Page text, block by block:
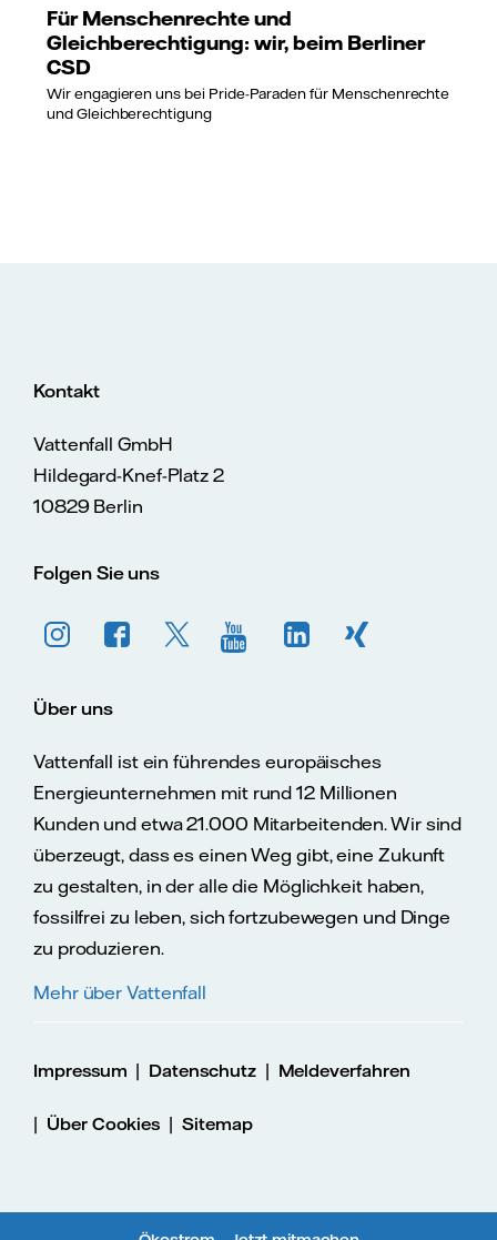
Für Menschenrechte und
Gleichberechtigung: wir, beim Berliner
CSD
Wir engagieren uns bei Pride-Paraden für Menschenrechte
und Gleichberechtigung
Kontakt
Vattenfall GmbH
Hildegard-Knef-Platz 2
10829 Berlin
Folgen Sie uns
Über uns
Vattenfall ist ein führendes europäisches
Energieunternehmen mit rund 12 Millionen
Kunden und etwa 21.000 Mitarbeitenden. Wir sind
überzeugt, dass es einen Weg gibt, eine Zukunft
zu gestalten, in der alle die Möglichkeit haben,
fossilfrei zu leben, sich fortzubewegen und Dinge
zu produzieren.
Mehr über Vattenfall
Impressum | Datenschutz| Meldeverfahren
| Über Cookies |Sitemap